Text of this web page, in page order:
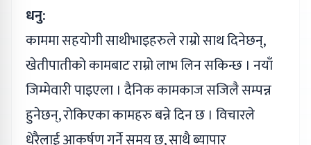
धनु:
काममा सहयोगी साथीभाइहरुले राम्रो साथ दिनेछन्,
खेतीपातीको कामबाट राम्रो लाभ लिन सकिन्छ । नयाँ
जिम्मेवारी पाइएला । दैनिक कामकाज सजिलै सम्पन्न
हुनेछन्, रोकिएका कामहरु बन्ने दिन छ । विचारले
धेरैलाई आकर्षण गर्ने समय छ, साथै ब्यापार